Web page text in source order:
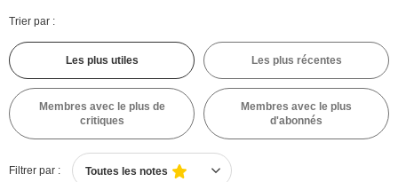
Trier par :
Les plus utiles Les plus récentes
Membres avec le plus de
critiques
Membres avec le plus
d'abonnés
Filtrer par : Toutes les notes